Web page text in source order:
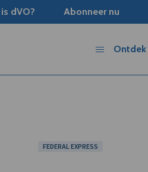
dVO? Abonneer nu
Ontdek
FEDERAL EXPRESS